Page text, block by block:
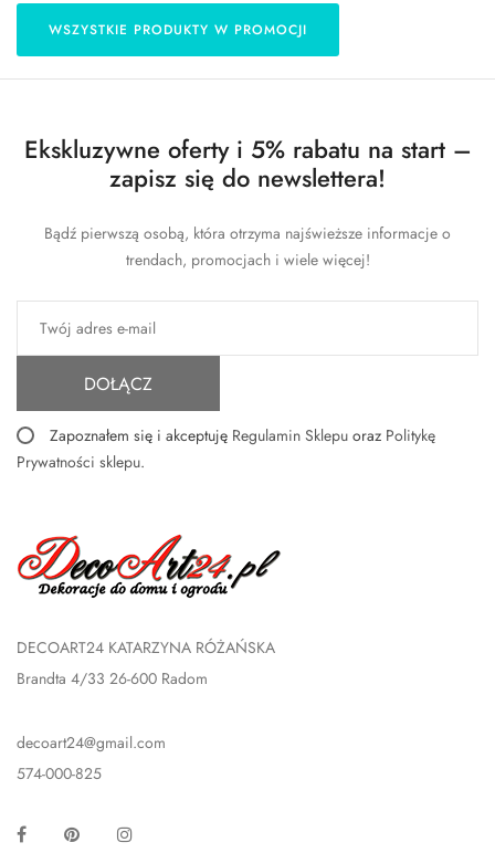
WSZYSTKIE PRODUKTY W PROMOCJI
Ekskluzywne oferty i 5% rabatu na start –
zapisz się do newslettera!
Bądź pierwszą osobą, która otrzyma najświeższe informacje o
trendach, promocjach i wiele więcej!
DOŁĄCZ
Zapoznałem się i akceptuję Regulamin Sklepu oraz Politykę
Prywatności sklepu.
DECOART24 KATARZYNA RÓŻAŃSKA
Brandta 4/33 26-600 Radom
decoart24@gmail.com
574-000-825
Facebook Pinterest